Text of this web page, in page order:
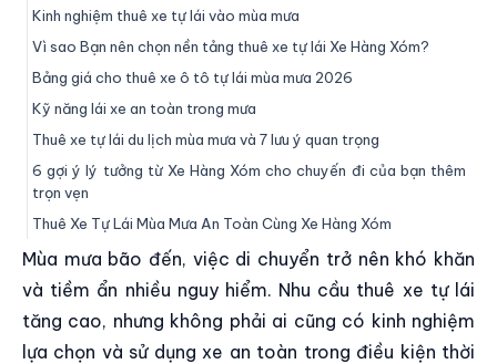
Kinh nghiệm thuê xe tự lái vào mùa mưa
Vì sao Bạn nên chọn nền tảng thuê xe tự lái Xe Hàng Xóm?
Bảng giá cho thuê xe ô tô tự lái mùa mưa 2026
Kỹ năng lái xe an toàn trong mưa
Thuê xe tự lái du lịch mùa mưa và 7 lưu ý quan trọng
6 gợi ý lý tưởng từ Xe Hàng Xóm cho chuyến đi của bạn thêm
trọn vẹn
Thuê Xe Tự Lái Mùa Mưa An Toàn Cùng Xe Hàng Xóm
Mùa mưa bão đến, việc di chuyển trở nên khó khăn
và tiềm ẩn nhiều nguy hiểm. Nhu cầu thuê xe tự lái
tăng cao, nhưng không phải ai cũng có kinh nghiệm
lựa chọn và sử dụng xe an toàn trong điều kiện thời